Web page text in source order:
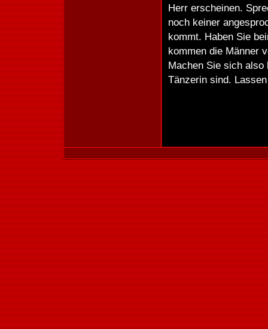
Herr erscheinen.
noch keiner
kommt. Haben Sie
kommen die Männer
Machen Sie sich also
Tänzerin sind.